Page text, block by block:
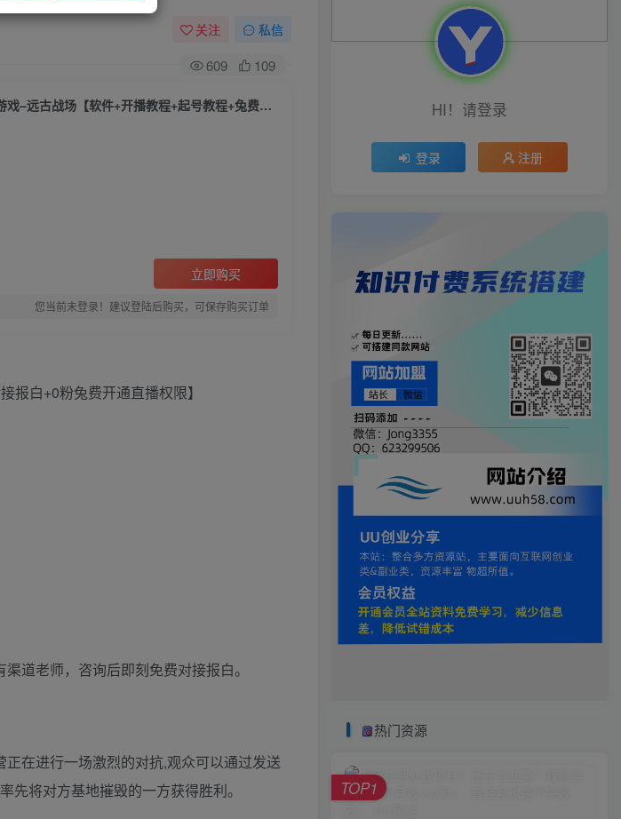
关注 私信
609 109
2023年抖音最新最火爆弹幕互动游戏–远古战场【软件+开播教程+起号教程+兔费对接报白+0粉兔费开通直播权限】
立即购买
您当前未登录！建议登陆后购买，可保存购买订单
道老师，咨询后即刻免费对接报白。
在进行一场激烈的对抗,观众可以通过发送
将对方基地摧毁的一方获得胜利。
HI！请登录
登录 注册
热门资源
TOP1